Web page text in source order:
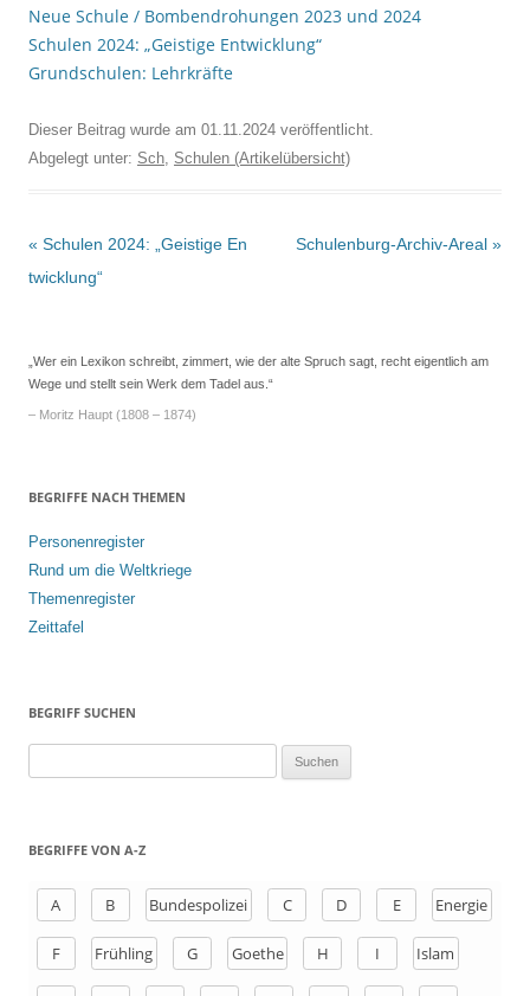
Neue Schule / Bombendrohungen 2023 und 2024
Schulen 2024: „Geistige Entwicklung“
Grundschulen: Lehrkräfte
Dieser Beitrag wurde am 01.11.2024 veröffentlicht.
Abgelegt unter: Sch Schulen (Artikelübersicht)
Beitrags-
Navigation
« Schulen 2024: „Geistige En
twicklung“
Schulenburg-Archiv-Areal »
„Wer ein Lexikon schreibt, zimmert, wie der alte Spruch sagt, recht eigentlich am
Wege und stellt sein Werk dem Tadel aus.“
– Moritz Haupt (1808 – 1874)
BEGRIFFE NACH THEMEN
Personenregister
Rund um die Weltkriege
Themenregister
Zeittafel
BEGRIFF SUCHEN
h
BEGRIFFE VON A-Z
A B Bundespolizei C D E Energie
F Frühling G Goethe H I Islam